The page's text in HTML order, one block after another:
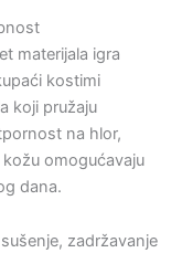
materijala igra
kostimi
koji pružaju
na hlor,
omogućavaju
dana.
zadržavanje